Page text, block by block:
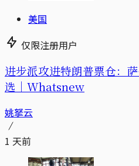
美国
仅限注册用户
进步派攻进特朗普票仓：
选｜Whatsnew
姚拏云
1 天前